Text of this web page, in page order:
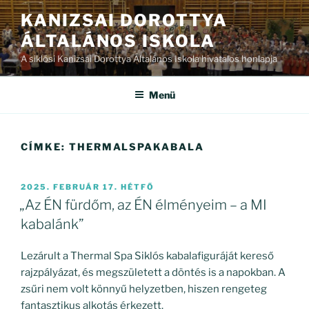
Tartalomhoz
KANIZSAI DOROTTYA
ÁLTALÁNOS ISKOLA
A siklósi Kanizsai Dorottya Általános Iskola hivatalos honlapja
Menü
CÍMKE: THERMALSPAKABALA
BEKÜLDVE:
2025. FEBRUÁR 17. HÉTFŐ
„Az ÉN fürdőm, az ÉN élményeim – a MI
kabalánk”
Lezárult a Thermal Spa Siklós kabalafiguráját kereső
rajzpályázat, és megszületett a döntés is a napokban. A
zsűri nem volt könnyű helyzetben, hiszen rengeteg
fantasztikus alkotás érkezett.